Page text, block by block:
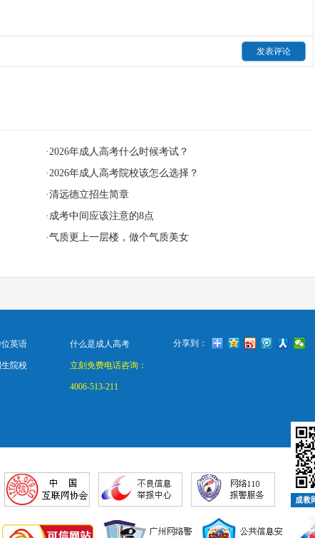
·2026年成人高考什么时候考试？
·2026年成人高考院校该怎么选择？
·清远德立招生简章
·成考中间应该注意的8点
·气质更上一层楼，做个气质美女
英语
院校
什么是成人高考
立刻免费电话咨询：
4006-513-211
分享到：